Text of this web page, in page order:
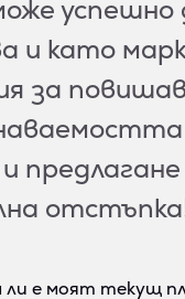
успешно
и като
за
ли е моят текущ